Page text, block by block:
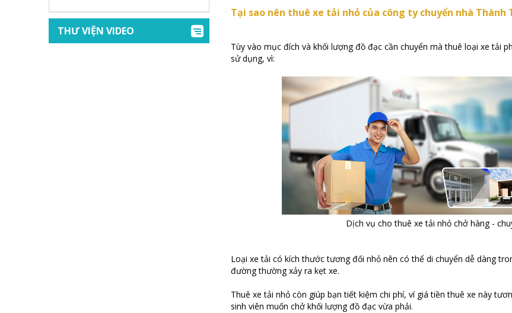
THƯ VIỆN VIDEO
Tại sao nên thuê xe tải nhỏ của công ty chuyển nhà Thành
Tùy vào mục đích và khối lượng đồ đạc cần chuyển mà thuê loại xe tải
sử dụng, vì:
Dịch vụ cho thuê xe tải nhỏ chở hàng -
Loại xe tải có kích thước tương đối nhỏ nên có thể di chuyển dễ dàng
đường thường xảy ra kẹt xe.
Thuê xe tải nhỏ còn giúp bạn tiết kiệm chi phí, ví giá tiền thuê xe này
sinh viên muốn chở khối lượng đồ đạc vừa phải.